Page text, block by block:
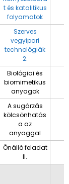
t és katalitikus
folyamatok
Szerves
vegyipari
technológiák
2.
Biológiai és
biomimetikus
anyagok
A sugárzás
kölcsönhatás
a az
anyaggal
Önálló feladat
II.